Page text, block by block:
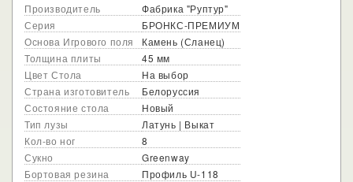
Производитель
Фабрика "Руптур"
Серия
БРОНКС-ПРЕМИУМ
Основа Игрового поля
Камень (Сланец)
Толщина плиты
45 мм
Цвет Стола
На выбор
Страна изготовитель
Белоруссия
Состояние стола
Новый
Тип лузы
Латунь | Выкат
Кол-во ног
8
Сукно
Greenway
Бортовая резина
Профиль U-118